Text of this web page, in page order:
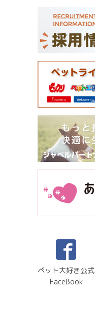
ペット大好き公式
FaceBook